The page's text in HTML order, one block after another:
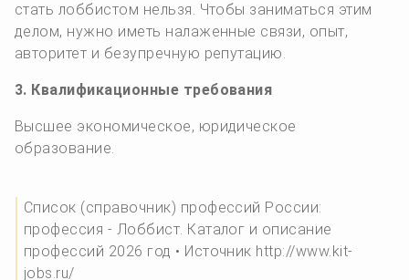
стать лоббистом нельзя. Чтобы заниматься этим
делом, нужно иметь налаженные связи, опыт,
авторитет и безупречную репутацию.
3. Квалификационные требования
Высшее экономическое, юридическое
образование.
Список (справочник) профессий России:
профессия - Лоббист. Каталог и описание
профессий 2026 год • Источник http://www.kit-
jobs.ru/